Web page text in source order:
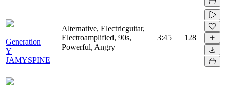
Generation
Y
JAMYSPINE
Alternative, Electricguitar,
Electroamplified, 90s,
Powerful, Angry
3:45 128